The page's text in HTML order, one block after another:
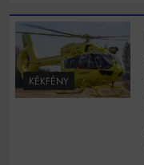
KÉKFÉNY